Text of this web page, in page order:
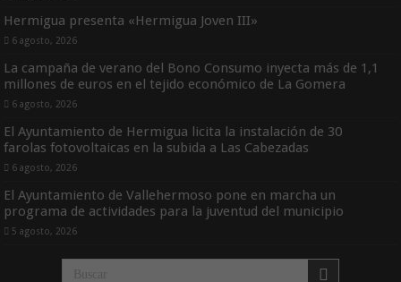
Hermigua presenta «Hermigua Joven III»
6 agosto, 2026
La campaña de verano del Bono Consumo inyecta más de 1,1
millones de euros en el tejido económico de La Gomera
6 agosto, 2026
El Ayuntamiento de Hermigua licita la instalación de 30
farolas fotovoltaicas en la subida a Las Cabezadas
6 agosto, 2026
El Ayuntamiento de Vallehermoso pone en marcha un
programa de actividades para la juventud del municipio
5 agosto, 2026